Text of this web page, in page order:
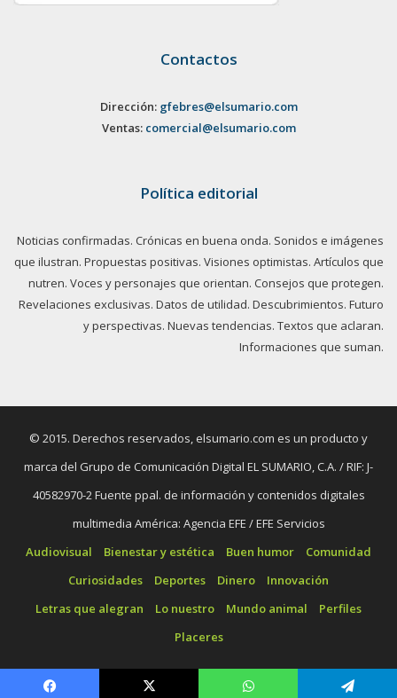
Contactos
Dirección: gfebres@elsumario.com
Ventas: comercial@elsumario.com
Política editorial
Noticias confirmadas. Crónicas en buena onda. Sonidos e imágenes
que ilustran. Propuestas positivas. Visiones optimistas. Artículos que
nutren. Voces y personajes que orientan. Consejos que protegen.
Revelaciones exclusivas. Datos de utilidad. Descubrimientos. Futuro
y perspectivas. Nuevas tendencias. Textos que aclaran.
Informaciones que suman.
© 2015. Derechos reservados, elsumario.com es un producto y
marca del Grupo de Comunicación Digital EL SUMARIO, C.A. / RIF: J-
40582970-2 Fuente ppal. de información y contenidos digitales
multimedia América: Agencia EFE / EFE Servicios
Audiovisual
Bienestar y estética Buen humor
Comunidad
Curiosidades
Deportes Dinero
Innovación
Letras que alegran
Lo nuestro Mundo animal
Perfiles
Placeres